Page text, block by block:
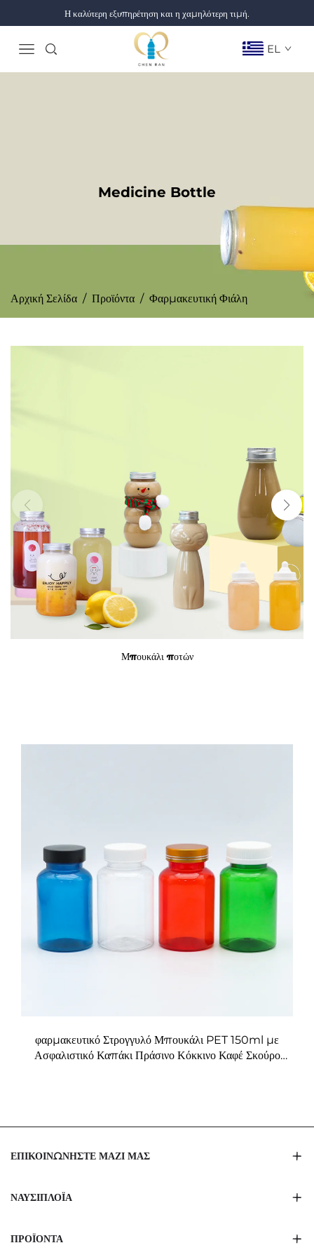
Η καλύτερη εξυπηρέτηση και η χαμηλότερη τιμή.
EL
Αρχική Σελίδα / Προϊόντα / Φαρμακευτική Φιάλη
Medicine Bottle
Μπουκάλι ποτών
φαρμακευτικό Στρογγυλό Μπουκάλι PET 150ml με
Ασφαλιστικό Καπάκι Πράσινο Κόκκινο Καφέ Σκούρο
ΕΠΙΚΟΙΝΩΝΉΣΤΕ ΜΑΖΊ ΜΑΣ
ΝΑΥΣΙΠΛΟΪ́Α
ΠΡΟΪΌΝΤΑ